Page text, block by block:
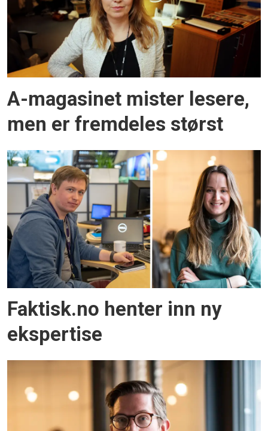
A-magasinet mister lesere,
men er fremdeles størst
Faktisk.no henter inn ny
ekspertise